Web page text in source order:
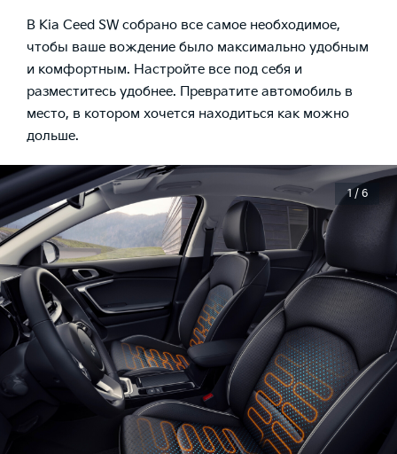
В Kia Ceed SW собрано все самое необходимое,
чтобы ваше вождение было максимально удобным
и комфортным. Настройте все под себя и
разместитесь удобнее. Превратите автомобиль в
место, в котором хочется находиться как можно
дольше.
1 / 6